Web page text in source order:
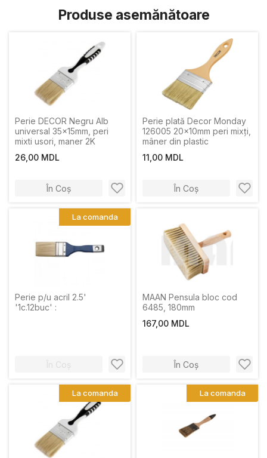
Produse asemănătoare
Perie DECOR Negru Alb
universal 35x15mm, peri
mixti usori, maner 2K
26,00 MDL
În Coș
Perie plată Decor Monday
126005 20x10mm peri mixți,
mâner din plastic
11,00 MDL
În Coș
Perie p/u acril 2.5'
'1c.12buc' :
În Coș
La comanda
MAAN Pensula bloc cod
6485, 180mm
167,00 MDL
În Coș
La comanda La comanda